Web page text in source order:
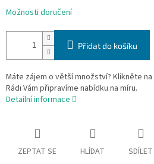
Možnosti doručení
Přidat do košíku
Máte zájem o větší množství? Klikněte na
Rádi Vám připravíme nabídku na míru.
Detailní informace
ZEPTAT SE HLÍDAT SDÍLET